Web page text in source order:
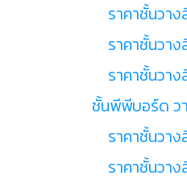
ราคาชั้นวา
ราคาชั้นวาง
ราคาชั้นวา
ชั้นพีพีบอร์ด ว
ราคาชั้นวาง
ราคาชั้นวาง